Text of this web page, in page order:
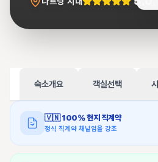
숙소개요 객실선택
🇻🇳 100% 현지 직계약
정식 직계약 채널임을 강조